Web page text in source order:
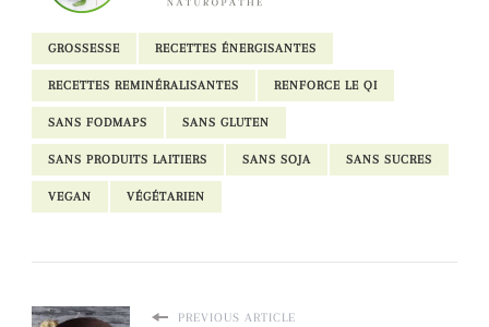
GROSSESSE RECETTES ÉNERGISANTES
RECETTES REMINÉRALISANTES RENFORCE LE QI
SANS FODMAPS SANS GLUTEN
SANS PRODUITS LAITIERS SANS SOJA SANS SUCRES
VEGAN VÉGÉTARIEN
PREVIOUS ARTICLE